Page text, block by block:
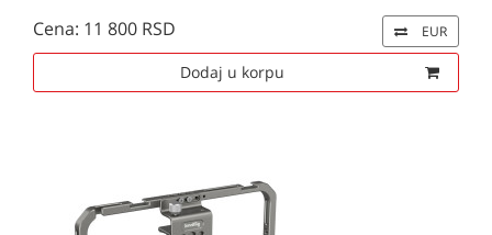
Cena: 11 800 RSD EUR
Dodaj u korpu